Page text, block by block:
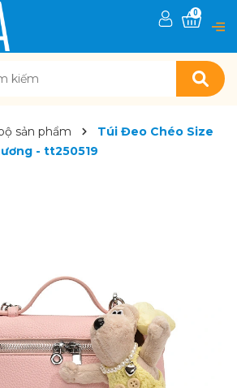
0
sản phẩm
Túi Đeo Chéo Size
- tt250519